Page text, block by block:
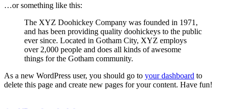
…or something like this:
The XYZ Doohickey Company was founded in 1971,
and has been providing quality doohickeys to the public
ever since. Located in Gotham City, XYZ employs
over 2,000 people and does all kinds of awesome
things for the Gotham community.
As a new WordPress user, you should go to your dashboard to
delete this page and create new pages for your content. Have fun!